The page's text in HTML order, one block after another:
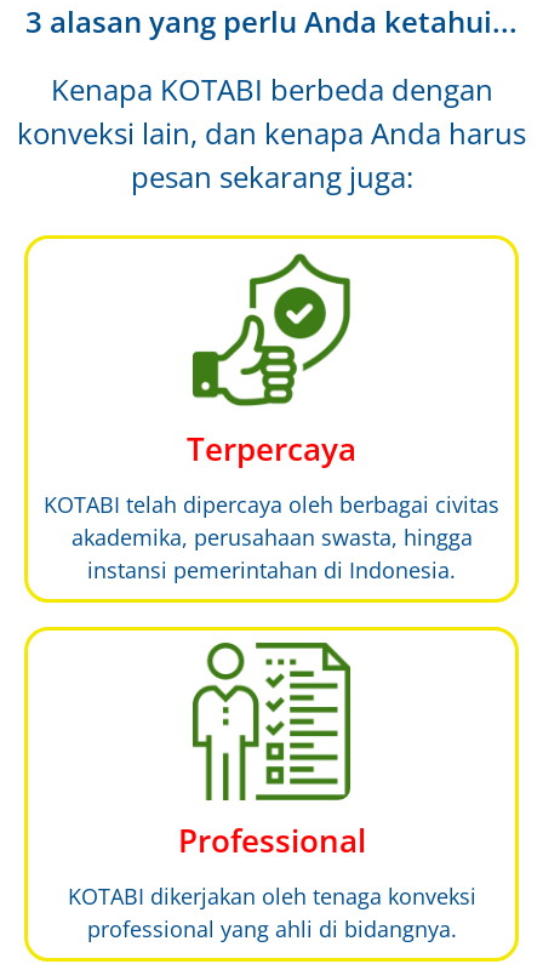
3 alasan yang perlu Anda ketahui...
Kenapa KOTABI berbeda dengan
konveksi lain, dan kenapa Anda harus
pesan sekarang juga:
Terpercaya
KOTABI telah dipercaya oleh berbagai civitas
akademika, perusahaan swasta, hingga
instansi pemerintahan di Indonesia.
Professional
KOTABI dikerjakan oleh tenaga konveksi
professional yang ahli di bidangnya.